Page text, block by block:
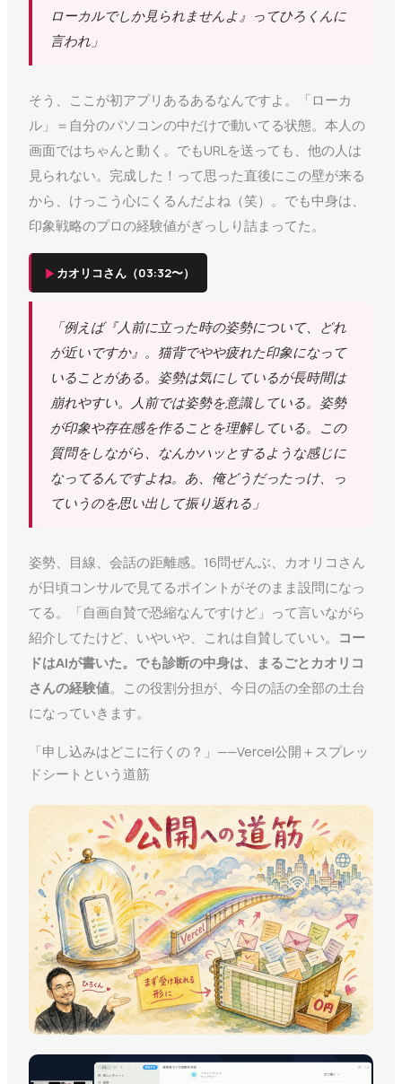
ローカルでしか見られませんよ』ってひろくんに
言われ」
そう、ここが初アプリあるあるなんですよ。「ローカ
ル」＝自分のパソコンの中だけで動いてる状態。本人の
画面ではちゃんと動く。でもURLを送っても、他の人は
見られない。完成した！って思った直後にこの壁が来る
から、けっこう心にくるんだよね（笑）。でも中身は、
印象戦略のプロの経験値がぎっしり詰まってた。
▶ カオリコさん（03:32〜）
「例えば『人前に立った時の姿勢について、どれ
が近いですか』。猫背でやや疲れた印象になって
いることがある。姿勢は気にしているが長時間は
崩れやすい。人前では姿勢を意識している。姿勢
が印象や存在感を作ることを理解している。この
質問をしながら、なんかハッとするような感じに
なってるんですよね。あ、俺どうだったっけ、っ
ていうのを思い出して振り返れる」
姿勢、目線、会話の距離感。16問ぜんぶ、カオリコさん
が日頃コンサルで見てるポイントがそのまま設問になっ
てる。「自画自賛で恐縮なんですけど」って言いながら
紹介してたけど、いやいや、これは自賛していい。
コー
ドはAIが書いた。でも診断の中身は、まるごとカオリコ
さんの経験値。この役割分担が、今日の話の全部の土台
になっていきます。
「申し込みはどこに行くの？」——Vercel公開＋スプレッ
ドシートという道筋